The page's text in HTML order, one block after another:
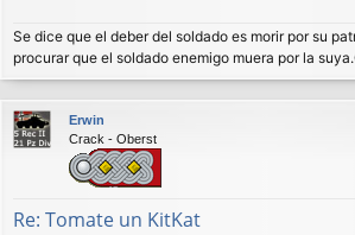
e
Se dice que el deber del soldado es morir por su
procurar que el soldado enemigo muera por la
Erwin
Crack - Oberst
Re: Tomate un KitKat